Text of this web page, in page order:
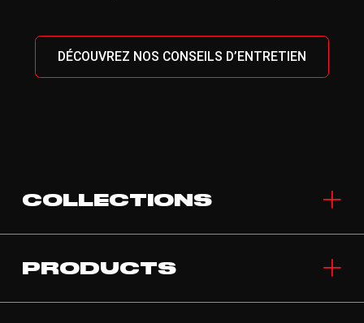
DÉCOUVREZ NOS CONSEILS D’ENTRETIEN
COLLECTIONS
PRODUCTS